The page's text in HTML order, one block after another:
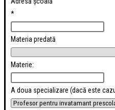
*
Materia predată
Materie:
A doua specializare (dacă este